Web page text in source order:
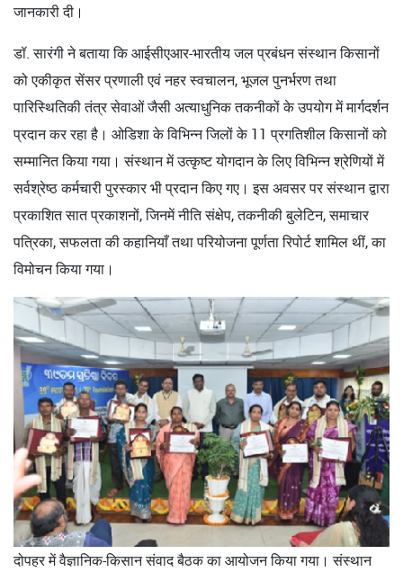
जानकारी दी।
डॉ. सारंगी ने बताया कि आईसीएआर-भारतीय जल प्रबंधन संस्थान किसानों
को एकीकृत सेंसर प्रणाली एवं नहर स्वचालन, भूजल पुनर्भरण तथा
पारिस्थितिकी तंत्र सेवाओं जैसी अत्याधुनिक तकनीकों के उपयोग में मार्गदर्शन
प्रदान कर रहा है। ओडिशा के विभिन्न जिलों के 11 प्रगतिशील किसानों को
सम्मानित किया गया। संस्थान में उत्कृष्ट योगदान के लिए विभिन्न श्रेणियों में
सर्वश्रेष्ठ कर्मचारी पुरस्कार भी प्रदान किए गए। इस अवसर पर संस्थान द्वारा
प्रकाशित सात प्रकाशनों, जिनमें नीति संक्षेप, तकनीकी बुलेटिन, समाचार
पत्रिका, सफलता की कहानियाँ तथा परियोजना पूर्णता रिपोर्ट शामिल थीं, का
विमोचन किया गया।
दोपहर में वैज्ञानिक-किसान संवाद बैठक का आयोजन किया गया। संस्थान